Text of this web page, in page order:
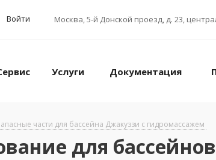
Войти Москва,5-й Донской проезд, д. 23,
Услуги Документация
части для бассейна Джакуззи с гидромассажем
для бассейнов